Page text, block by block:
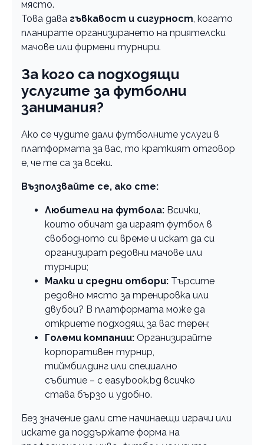
място.
Това дава гъвкавост и сигурност, когато
планирате организирането на приятелски
мачове или фирмени турнири.
За кого са подходящи
услугите за футболни
занимания?
Ако се чудите дали футболните услуги в
платформата за вас, то краткият отговор
е, че те са за всеки.
Възползвайте се, ако сте:
Любители на футбола: Всички,
които обичат да играят футбол в
свободното си време и искат да си
организират редовни мачове или
турнири;
Малки и средни отбори: Търсите
редовно място за тренировка или
двубои? В платформата може да
откриете подходящ за вас терен;
Големи компании: Организирайте
корпоративен турнир,
тиймбилдинг или специално
събитие – с еasybook.bg всичко
става бързо и удобно.
Без значение дали сте начинаещи играчи или
искате да поддържате форма на